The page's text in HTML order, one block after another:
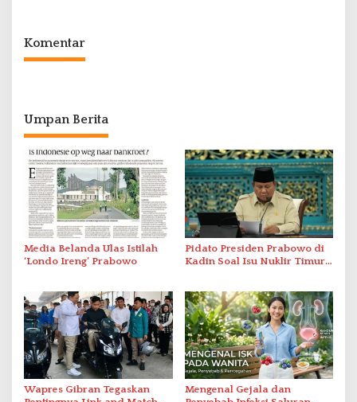
Komentar
Umpan Berita
Media Belanda Ulas Istilah
‘Londo Ireng’ Prabowo
Pidato Presiden Prabowo di
Kadin Soal Isu Nuklir Timur
Wapres Gibran Tegaskan
Mengenal Gejala dan